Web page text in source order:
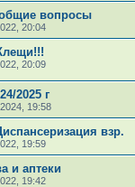
вопросы
20:04
20:09
2025 г
19:58
взр.
19:59
и аптеки
19:42